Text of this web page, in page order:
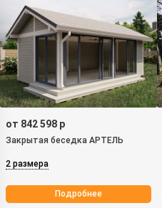
от 842 598 р
Закрытая беседка АРТЕЛЬ
2 размера
Подробнее